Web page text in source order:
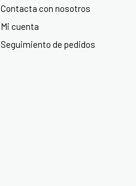
Contacta con nosotros
Mi cuenta
Seguimiento de pedidos